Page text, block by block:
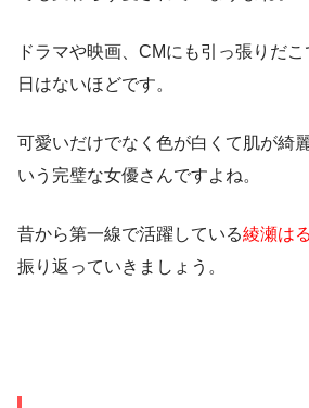
ドラマや映画、CMにも引っ張りだ
日はないほどです。
可愛いだけでなく色が白くて肌が綺
いう完璧な女優さんですよね。
昔から第一線で活躍している綾瀬は
振り返っていきましょう。